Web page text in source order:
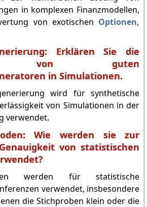
in komplexen Finanzmodellen,
von exotischen Optionen,
Erklären Sie die
von guten
in Simulationen.
wird für synthetische
von Simulationen in der
verwendet.
Wie werden sie zur
von statistischen
werden für statistische
verwendet, insbesondere
die Stichproben klein oder die